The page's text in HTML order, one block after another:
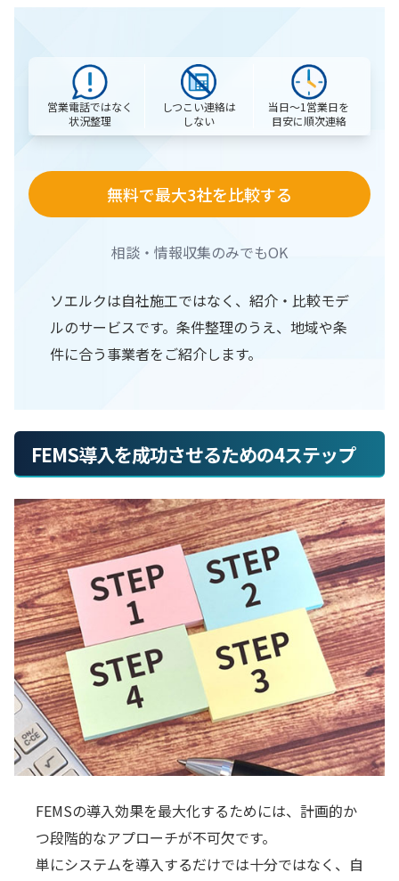
営業電話ではなく
状況整理
しつこい連絡は
しない
当日〜1営業日を
目安に順次連絡
無料で最大3社を比較する
相談・情報収集のみでもOK
ソエルクは自社施工ではなく、紹介・比較モデ
ルのサービスです。条件整理のうえ、地域や条
件に合う事業者をご紹介します。
FEMS導入を成功させるための4ステップ
FEMSの導入効果を最大化するためには、計画的か
つ段階的なアプローチが不可欠です。
単にシステムを導入するだけでは十分ではなく、自